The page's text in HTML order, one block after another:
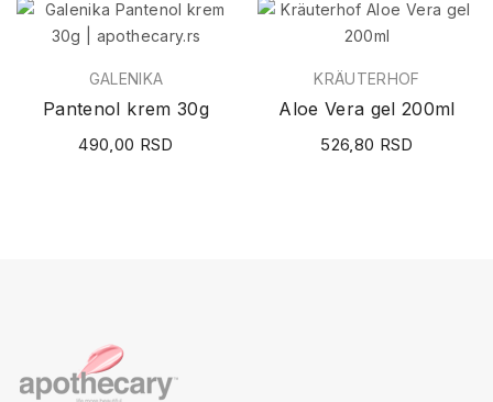
GALENIKA
Pantenol krem 30g
490,00 RSD
KRÄUTERHOF
Aloe Vera gel 200ml
526,80 RSD